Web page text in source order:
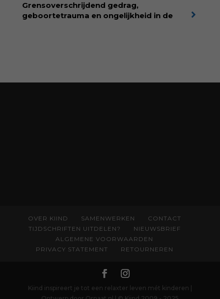
id=ZcYxEBJH
Grensoverschrijdend gedrag,
geboortetrauma en ongelijkheid in de
OVER KIIND SAMENWERKEN
CONTACT
TIJDSCHRIFTEN UITDELEN?
NIEUWSBRIEF
ALGEMENE VOORWAARDEN
PRIVACY STATEMENT
RETOURNEREN
Kiind inspireert je tot een relaxter leven mét kinderen |